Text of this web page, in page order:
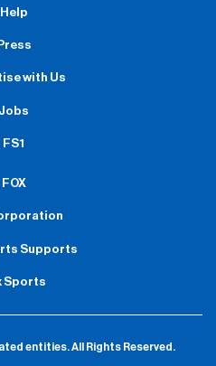
Help
Press
with Us
Jobs
FS1
FOX
Supports
Sports
entities.All Rights Reserved.